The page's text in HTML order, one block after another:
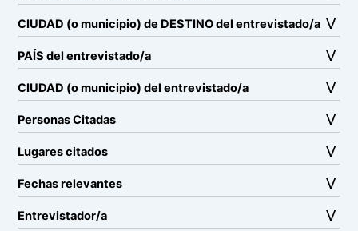
CIUDAD (o municipio) de DESTINO del entrevistado/a
PAÍS del entrevistado/a
CIUDAD (o municipio) del entrevistado/a
Personas Citadas
Lugares citados
Fechas relevantes
Entrevistador/a